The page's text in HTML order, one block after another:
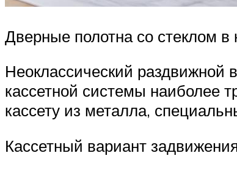
Дверные полотна со стеклом в
Неоклассический раздвижной
кассетной системы наиболее
кассету из металла,
Кассетный вариант